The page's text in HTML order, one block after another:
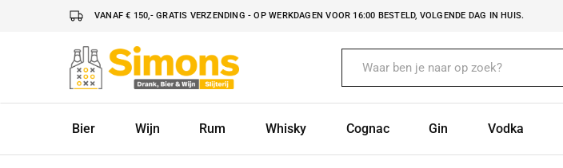
VANAF € 150,- GRATIS VERZENDING - OP WERKDAGEN VOOR 16:00 BESTELD, VOLGENDE DAG IN HUIS.
Simonsdrank.nl
Drank,
Bier
Bier
Wijn Rum Whisky Cognac Gin Vodka